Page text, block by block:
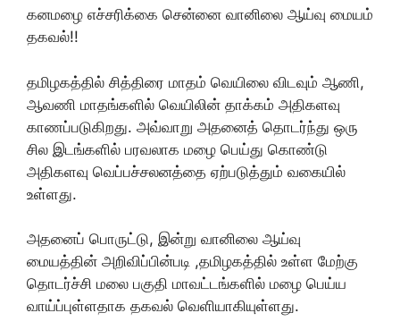
கனமழை எச்சரிக்கை சென்னை வானிலை ஆய்வு மையம்
தகவல்!!
தமிழகத்தில் சித்திரை மாதம் வெயிலை விடவும் ஆணி,
ஆவணி மாதங்களில் வெயிலின் தாக்கம் அதிகளவு
காணப்படுகிறது. அவ்வாறு அதனைத் தொடர்ந்து ஒரு
சில இடங்களில் பரவலாக மழை பெய்து கொண்டு
அதிகளவு வெப்பச்சலனத்தை ஏற்படுத்தும் வகையில்
உள்ளது.
அதனைப் பொருட்டு, இன்று வானிலை ஆய்வு
மையத்தின் அறிவிப்பின்படி ,தமிழகத்தில் உள்ள மேற்கு
தொடர்ச்சி மலை பகுதி மாவட்டங்களில் மழை பெய்ய
வாய்ப்புள்ளதாக தகவல் வெளியாகியுள்ளது.